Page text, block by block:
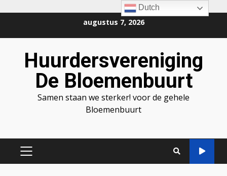
inhoud
augustus 7, 2026
Huurdersvereniging
De Bloemenbuurt
Samen staan we sterker! voor de gehele
Bloemenbuurt
PRIMAIR
Dutch